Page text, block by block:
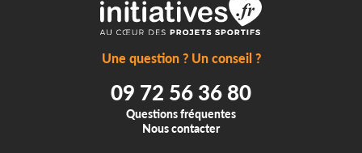
Une question ? Un conseil ?
09 72 56 36 80
Questions fréquentes
Nous contacter